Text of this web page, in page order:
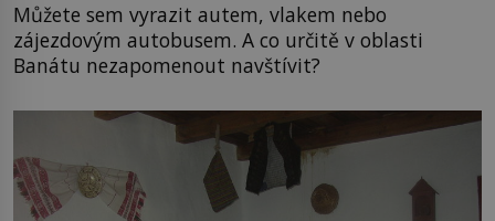
Můžete sem vyrazit autem, vlakem nebo
zájezdovým autobusem. A co určitě v oblasti
Banátu nezapomenout navštívit?